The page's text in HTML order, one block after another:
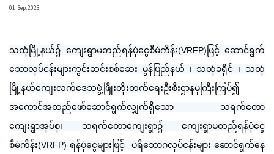
01 Sep,2023
သထုံမြို့နယ်၌ ကျေးရွာမတည်ရန်ပုံငွေစီမံကိန်း(VRFP)ဖြင့် ဆောင်ရွက်
သောလုပ်ငန်းများကွင်းဆင်းစစ်ဆေး မွန်ပြည်နယ် ၊ သထုံခရိုင် ၊ သထုံ
မြို့နယ်ကျေးလက်ဒေသဖွံ့ဖြိုးတိုးတက်ရေးဦးစီးဌာနမှကြီးကြပ်၍
အကောင်အထည်ဖော်ဆောင်ရွက်လျှက်ရှိသော သရက်တော
ကျေးရွာအုပ်စု၊ သရက်တောကျေးရွာ၌ ကျေးရွာမတည်ရန်ပုံငွေ
စီမံကိန်း(VRFP) ရန်ပုံငွေများဖြင့် ပရိဘောဂလုပ်ငန်းများ ဆောင်ရွက်နေ